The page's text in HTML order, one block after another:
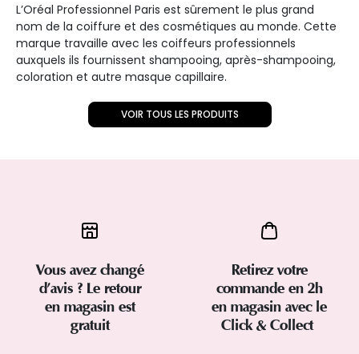
L’Oréal Professionnel Paris est sûrement le plus grand
nom de la coiffure et des cosmétiques au monde. Cette
marque travaille avec les coiffeurs professionnels
auxquels ils fournissent shampooing, après-shampooing,
coloration et autre masque capillaire.
VOIR TOUS LES PRODUITS
Vous avez changé
d’avis ? Le retour
en magasin est
gratuit
Retirez votre
commande en 2h
en magasin avec le
Click & Collect